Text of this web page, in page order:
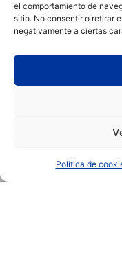
el comportamiento de
sitio. No consentir o retirar
negativamente a ciertas
Política de